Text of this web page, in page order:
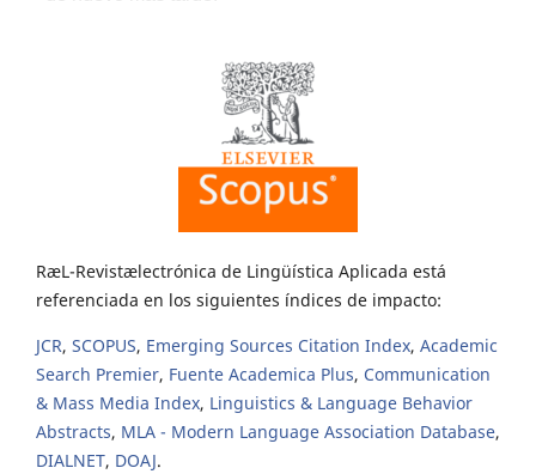
RæL-Revistælectrónica de Lingüística Aplicada está
referenciada en los siguientes índices de impacto:
JCR, SCOPUS, Emerging Sources Citation Index, Academic
Search Premier, Fuente Academica Plus, Communication
& Mass Media Index, Linguistics & Language Behavior
Abstracts, MLA - Modern Language Association Database,
DIALNET, DOAJ.